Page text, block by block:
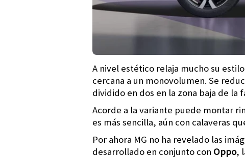
A nivel estético relaja mucho su
cercana a un monovolumen. Se
dividido en dos en la zona baja de la
Acorde a la variante puede montar
es más sencilla, aún con calaveras
Por ahora MG no ha revelado las
desarrollado en conjunto con Oppo,